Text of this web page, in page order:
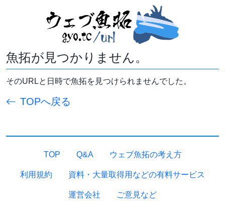
魚拓が見つかりません。
そのURLと日時で魚拓を見つけられませんでした。
TOPへ戻る
TOP Q&A ウェブ魚拓の考え方
利用規約 資料・大量取得用などの有料サービス
運営会社 ご意見など